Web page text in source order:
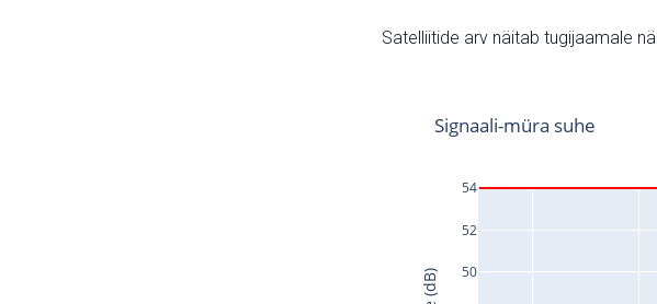
Satelliitide arv näitab tugijaamale